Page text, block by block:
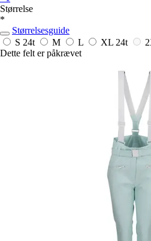
Størrelse
*
Størrelsesguide
S 24t M L XL 24t
Dette felt er påkrævet